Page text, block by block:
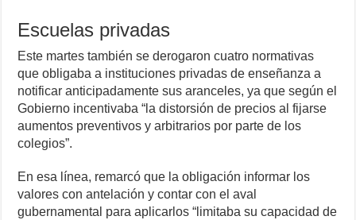
Escuelas privadas
Este martes también se derogaron cuatro normativas
que obligaba a instituciones privadas de enseñanza a
notificar anticipadamente sus aranceles, ya que según el
Gobierno incentivaba “la distorsión de precios al fijarse
aumentos preventivos y arbitrarios por parte de los
colegios”.
En esa línea, remarcó que la obligación informar los
valores con antelación y contar con el aval
gubernamental para aplicarlos “limitaba su capacidad de